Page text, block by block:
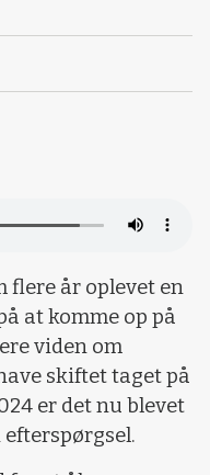
flere år oplevet en
at komme op på
viden om
skiftet taget på
er det nu blevet